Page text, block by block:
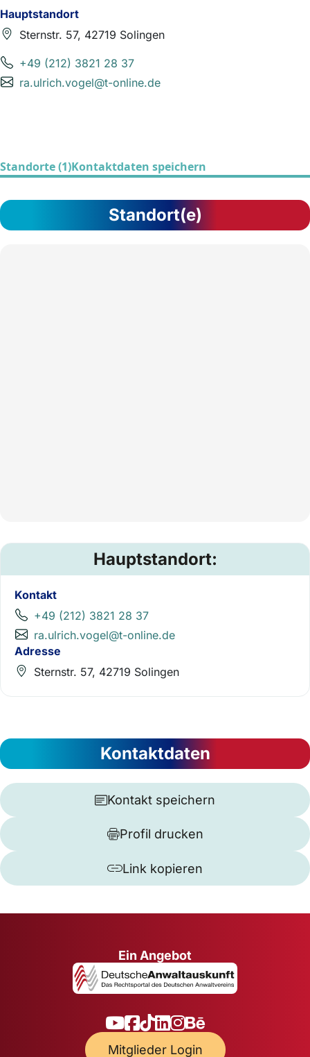
Hauptstandort
Sternstr. 57, 42719 Solingen
+49 (212) 3821 28 37
ra.ulrich.vogel@t-online.de
Standorte (1)Kontaktdaten speichern
Standort(e)
Hauptstandort:
Kontakt
+49 (212) 3821 28 37
ra.ulrich.vogel@t-online.de
Adresse
Sternstr. 57, 42719 Solingen
Kontaktdaten
Kontakt speichern
Profil drucken
Link kopieren
Ein Angebot
Mitglieder Login